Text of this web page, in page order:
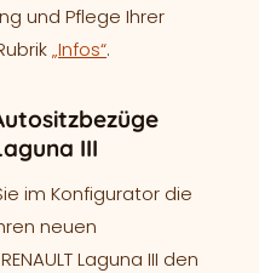
und Pflege Ihrer
„Infos“.
III
im Konfigurator die
neuen
Laguna III den